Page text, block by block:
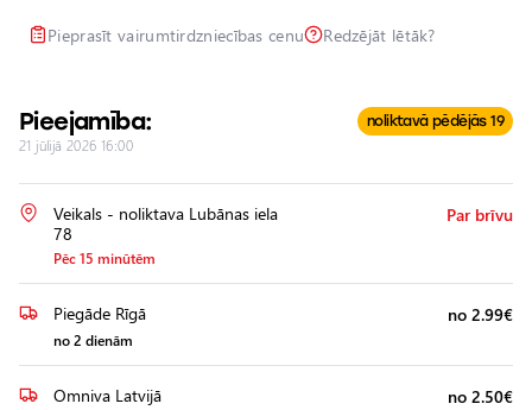
Pieprasīt vairumtirdzniecības cenu Redzējāt lētāk?
Pieejamība: noliktavā pēdējās 19
21 jūlijā 2026 16:00
Veikals - noliktava Lubānas iela
78
Pēc 15 minūtēm
Par brīvu
Piegāde Rīgā
no 2 dienām
no 2.99€
Omniva Latvijā no 2.50€
Lukturu
pulēšana
aprīkojuma
uzstādīšana